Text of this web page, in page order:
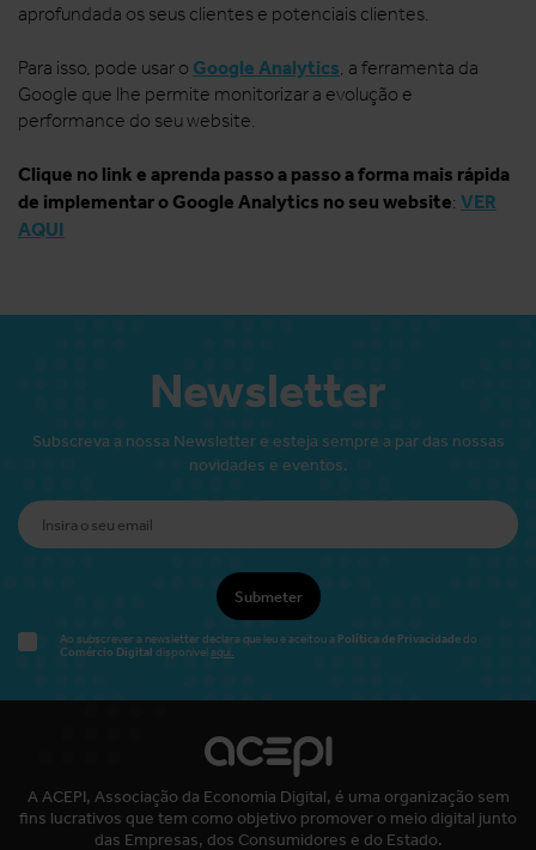
aprofundada os seus clientes e potenciais clientes.
Para isso, pode usar o Google Analytics, a ferramenta da
Google que lhe permite monitorizar a evolução e
performance do seu website.
Clique no link e aprenda passo a passo a forma mais rápida
de implementar o Google Analytics no seu website: VER
AQUI
Newsletter
Subscreva a nossa Newsletter e esteja sempre a par das nossas
novidades e eventos.
Submeter
Ao subscrever a newsletter declara que leu e aceitou a Política de Privacidadedo
Comércio Digital disponível aqui.
A ACEPI, Associação da Economia Digital, é uma organização sem
fins lucrativos que tem como objetivo promover o meio digital junto
das Empresas, dos Consumidores e do Estado.